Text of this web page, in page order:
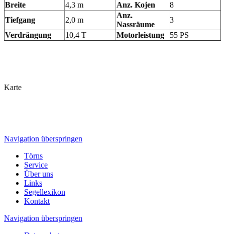
Breite
4,3 m Anz. Kojen
8
Tiefgang
2,0 m
Anz.
Nassräume
3
Verdrängung
10,4 T Motorleistung 55 PS
Karte
Navigation überspringen
Törns
Service
Über uns
Links
Segellexikon
Kontakt
Navigation überspringen